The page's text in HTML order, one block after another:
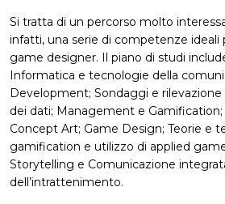
Si tratta di un percorso molto
infatti, una serie di competenze ideali
game designer. Il piano di studi
Informatica e tecnologie della
Development; Sondaggi e rilevazione
dei dati; Management e Gamification;
Concept Art; Game Design; Teorie e
gamification e utilizzo di applied
Storytelling e Comunicazione
dell’intrattenimento.